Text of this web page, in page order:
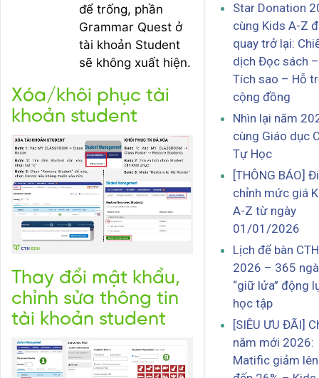
để trống, phần
Grammar Quest ở
tài khoản Student
sẽ không xuất hiện.
Xóa/khôi phục tài
khoản student
Thay đổi mật khẩu,
chỉnh sửa thông tin
tài khoản student
Star Donation
cùng Kids A-Z
quay trở lại:
dịch Đọc sách –
Tích sao – Hỗ
cộng đồng
Nhìn lại năm
cùng Giáo dục
Tự Học
[THÔNG BÁO]
chỉnh mức giá
A-Z từ ngày
01/01/2026
Lịch để bàn CTH
2026 – 365
“giữ lửa” động
học tập
[SIÊU ƯU ĐÃI]
năm mới 2026:
Matific giảm lên